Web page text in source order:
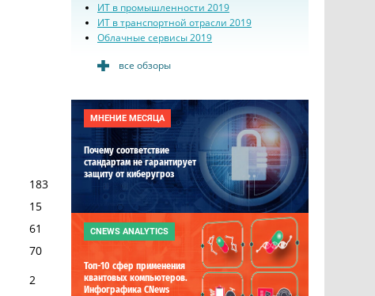
183
15
61
70
2
ИТ в промышленности 2019
ИТ в транспортной отрасли 2019
Облачные сервисы 2019
все обзоры
МНЕНИЕ МЕСЯЦА
Почему соответствие
стандартам не гарантирует
защиту от киберугроз
CNEWS ANALYTICS
Топ-10 сфер применения
квантовых компьютеров.
Инфографика CNews